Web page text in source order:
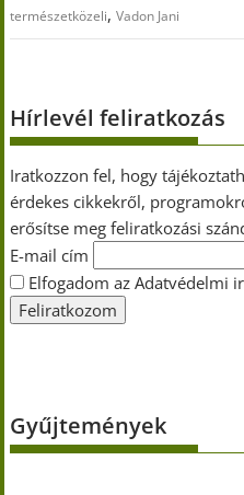
természetközeli,Vadon Jani
Hírlevél feliratkozás
Iratkozzon fel, hogy
érdekes cikkekről,
erősítse meg feliratkozási
E-mail cím
Elfogadom az Adatvédelmi
Gyűjtemények